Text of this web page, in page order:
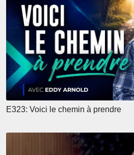
E323: Voici le chemin à prendre